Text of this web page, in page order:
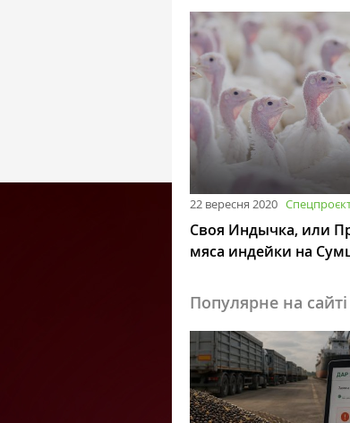
22 вересня 2020
Своя Индычка, или
мяса индейки на
Популярне на сайті